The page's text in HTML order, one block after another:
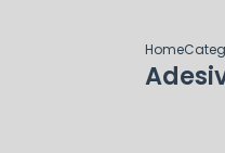
Home